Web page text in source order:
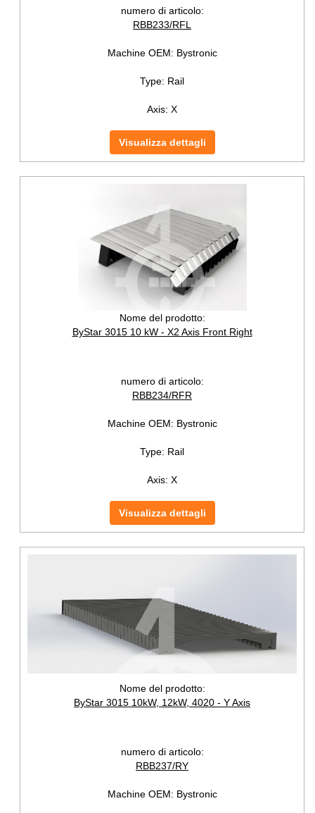
numero di articolo:
RBB233/RFL
Machine OEM: Bystronic
Type: Rail
Axis: X
Visualizza dettagli
Nome del prodotto:
ByStar 3015 10 kW - X2 Axis Front Right
numero di articolo:
RBB234/RFR
Machine OEM: Bystronic
Type: Rail
Axis: X
Visualizza dettagli
Nome del prodotto:
ByStar 3015 10kW, 12kW, 4020 - Y Axis
numero di articolo:
RBB237/RY
Machine OEM: Bystronic